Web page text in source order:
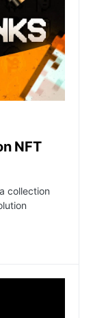
NFT
collection